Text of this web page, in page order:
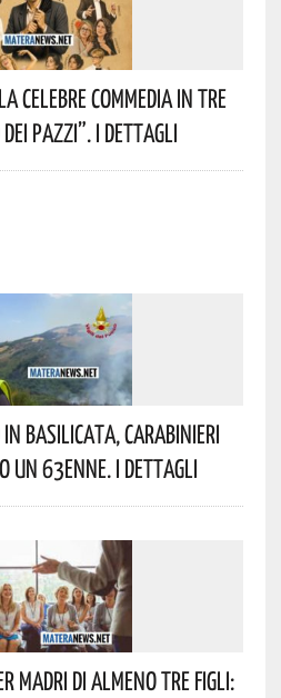
Celebre Commedia In Tre
Pazzi”. I Dettagli
Basilicata, Carabinieri
Un 63enne. I Dettagli
Madri Di Almeno Tre Figli: